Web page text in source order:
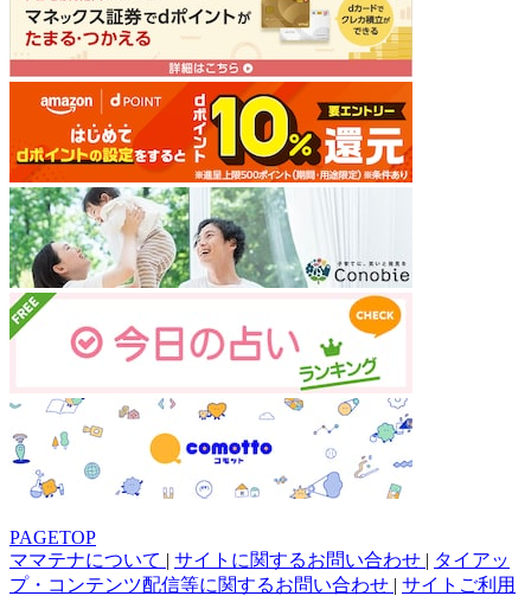
PAGETOP
ママテナについて | サイトに関するお問い合わせ | タイアッ
プ・コンテンツ配信等に関するお問い合わせ | サイトご利用